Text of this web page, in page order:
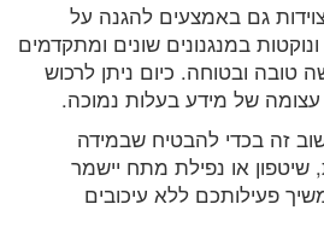
גם באמצעים להגנה על
במנגנונים שונים ומתקדמים
טובה ובטוחה. כיום ניתן לרכוש
עצומה של מידע בעלות נמוכה.
זה בכדי להבטיח שבמידה
שיטפון או נפילת מתח יישמר
פעילותכם ללא עיכובים